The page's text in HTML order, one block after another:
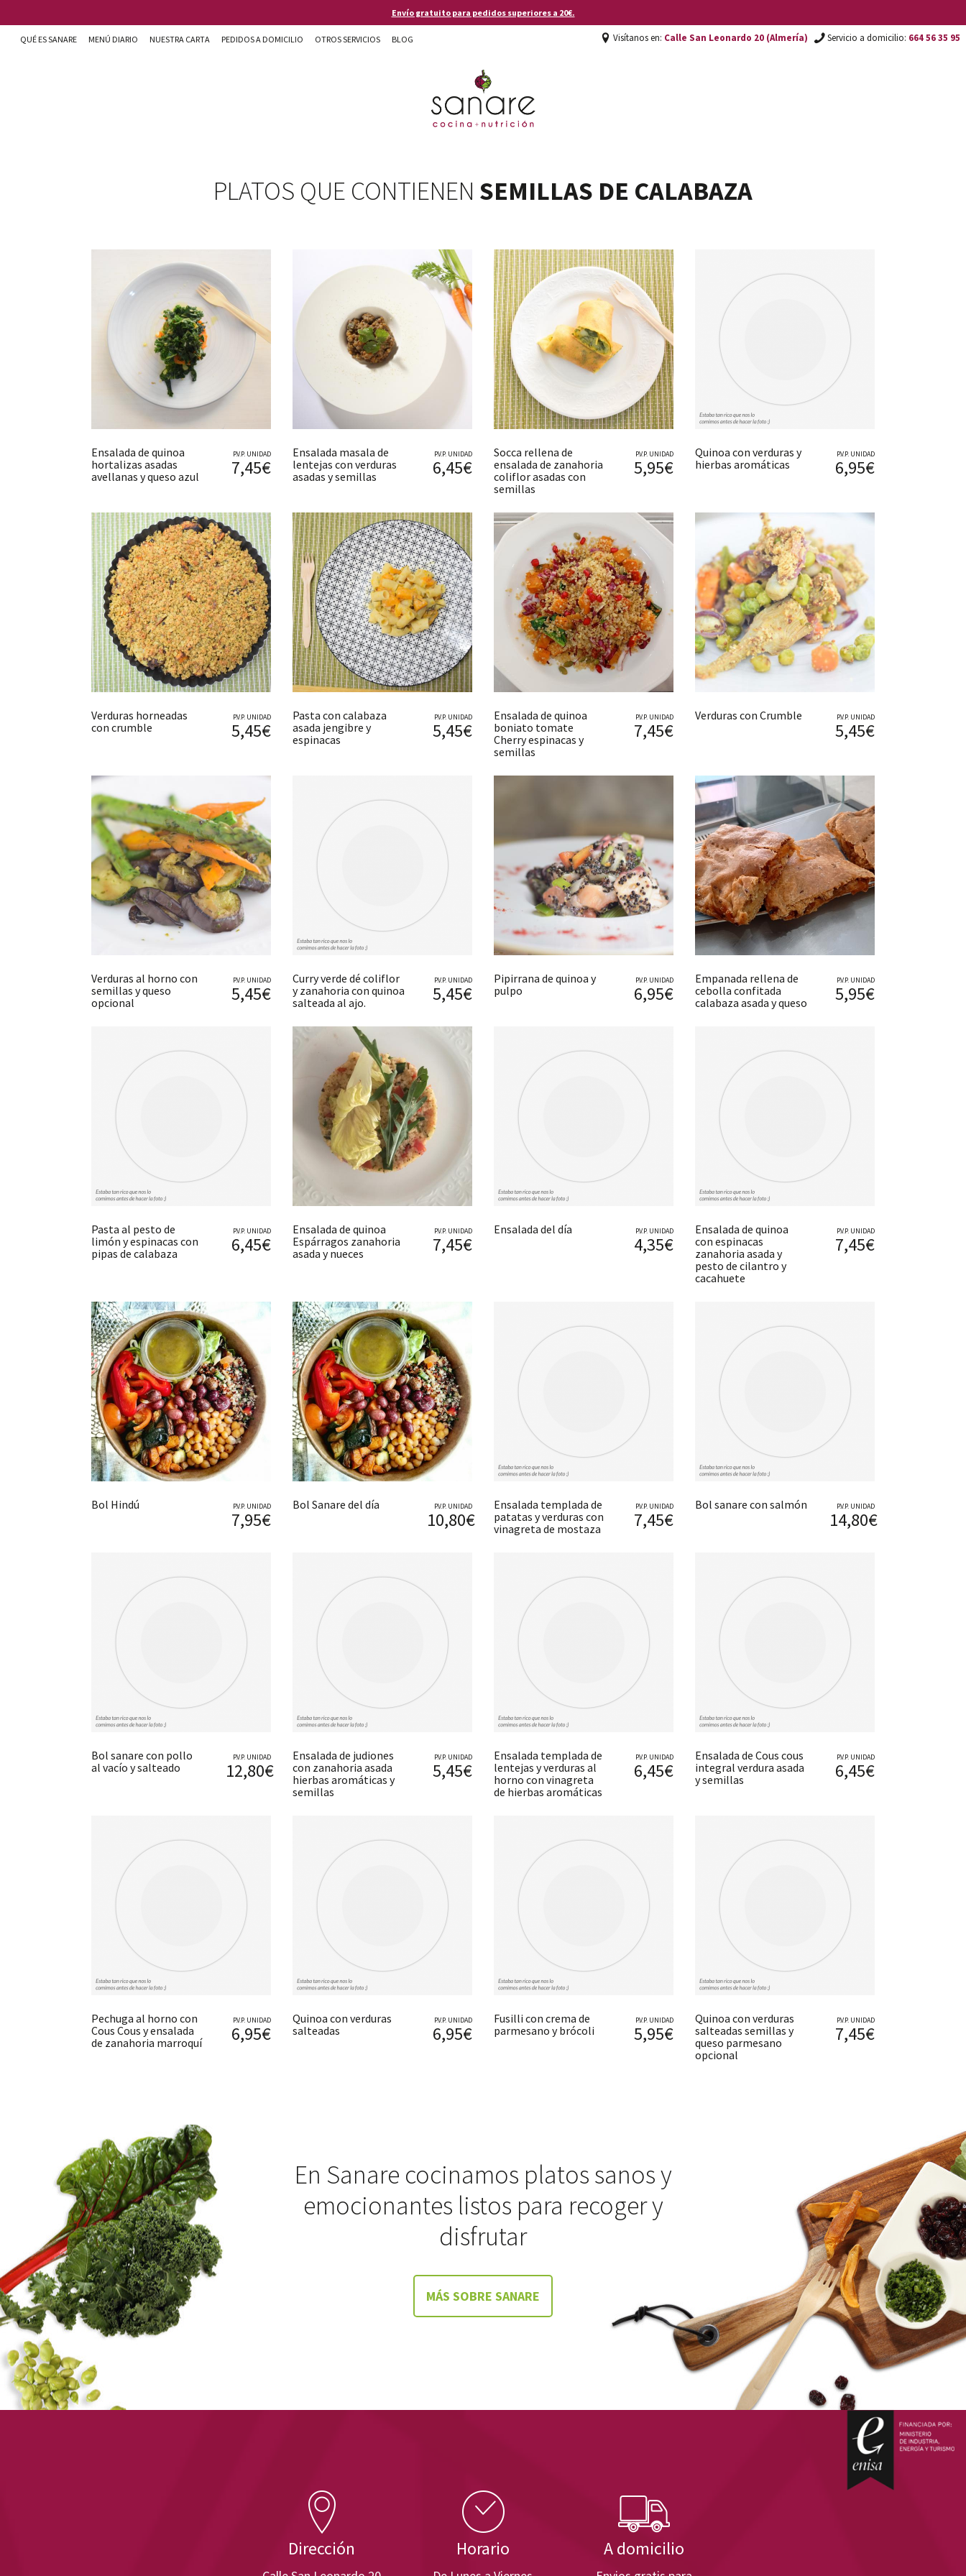
Envío gratuito para pedidos superiores a 20€.
QUÉ ES SANARE MENÚ DIARIO NUESTRA CARTA PEDIDOS A DOMICILIO OTROS SERVICIOS BLOG Visítanos en: Calle San Leonardo 20 (Almería) Servicio a domicilio: 664 56 35 95
Sanare cocina + nutrición en AlmeríaPLATOS QUE CONTIENEN SEMILLAS DE CALABAZA
Ensalada de quinoa
hortalizas asadas
avellanas y queso azul
P.V.P. UNIDAD
7,45€
Ensalada masala de
lentejas con verduras
asadas y semillas
P.V.P. UNIDAD
6,45€
Socca rellena de
ensalada de zanahoria
coliflor asadas con
semillas
P.V.P. UNIDAD
5,95€
Quinoa con verduras y
hierbas aromáticas
P.V.P. UNIDAD
6,95€
Verduras horneadas
con crumble
P.V.P. UNIDAD
5,45€
Pasta con calabaza
asada jengibre y
espinacas
P.V.P. UNIDAD
5,45€
Ensalada de quinoa
boniato tomate
Cherry espinacas y
semillas
P.V.P. UNIDAD
7,45€
Verduras con Crumble P.V.P. UNIDAD
5,45€
Verduras al horno con
semillas y queso
opcional
P.V.P. UNIDAD
5,45€
Curry verde dé coliflor
y zanahoria con quinoa
salteada al ajo.
P.V.P. UNIDAD
5,45€
Pipirrana de quinoa y
pulpo
P.V.P. UNIDAD
6,95€
Empanada rellena de
cebolla confitada
calabaza asada y queso
P.V.P. UNIDAD
5,95€
Pasta al pesto de
limón y espinacas con
pipas de calabaza
P.V.P. UNIDAD
6,45€
Ensalada de quinoa
Espárragos zanahoria
asada y nueces
P.V.P. UNIDAD
7,45€
Ensalada del día P.V.P. UNIDAD
4,35€
Ensalada de quinoa
con espinacas
zanahoria asada y
pesto de cilantro y
cacahuete
P.V.P. UNIDAD
7,45€
Bol Hindú P.V.P. UNIDAD
7,95€
Bol Sanare del día P.V.P. UNIDAD
10,80€
Ensalada templada de
patatas y verduras con
vinagreta de mostaza
P.V.P. UNIDAD
7,45€
Bol sanare con salmón P.V.P. UNIDAD
14,80€
Bol sanare con pollo
al vacío y salteado
P.V.P. UNIDAD
12,80€
Ensalada de judiones
con zanahoria asada
hierbas aromáticas y
semillas
P.V.P. UNIDAD
5,45€
Ensalada templada de
lentejas y verduras al
horno con vinagreta
de hierbas aromáticas
P.V.P. UNIDAD
6,45€
Ensalada de Cous cous
integral verdura asada
y semillas
P.V.P. UNIDAD
6,45€
Pechuga al horno con
Cous Cous y ensalada
de zanahoria marroquí
P.V.P. UNIDAD
6,95€
Quinoa con verduras
salteadas
P.V.P. UNIDAD
6,95€
Fusilli con crema de
parmesano y brócoli
P.V.P. UNIDAD
5,95€
Quinoa con verduras
salteadas semillas y
queso parmesano
opcional
P.V.P. UNIDAD
7,45€
En Sanare cocinamos platos sanos y
emocionantes listos para recoger y
disfrutar
MÁS SOBRE SANARE
Dirección Horario A domicilio